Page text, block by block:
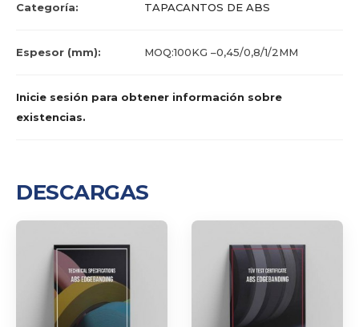
Categoría: TAPACANTOS DE ABS
Espesor (mm): MOQ:100KG –0,45/0,8/1/2MM
Inicie sesión para obtener información sobre
existencias.
DESCARGAS